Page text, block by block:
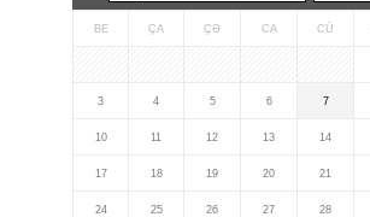
BE ÇA ÇƏ CA CÜ
3 4 5 6 7
10 11 12 13 14
17 18 19 20 21
24 25 26 27 28